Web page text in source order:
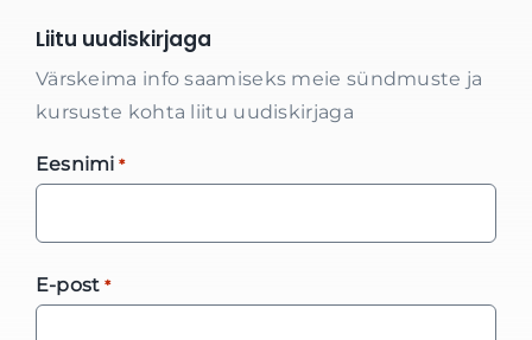
Liitu uudiskirjaga
Värskeima info saamiseks meie sündmuste ja
kursuste kohta liitu uudiskirjaga
Eesnimi *
E-post *